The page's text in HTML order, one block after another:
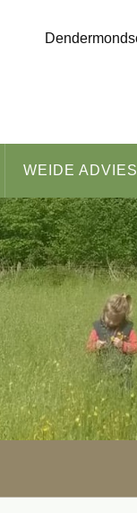
WEIDE ADVIES